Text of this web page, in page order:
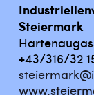
Steiermark
+43/316/32